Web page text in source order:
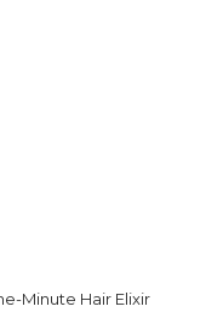
Minute Hair Elixir